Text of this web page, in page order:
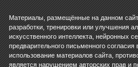
Материалы, размещённые на данном
разработки, тренировки или улучшения
искусственного интеллекта, нейронных
предварительного письменного
использование материалов сайта,
является нарушением авторских прав и